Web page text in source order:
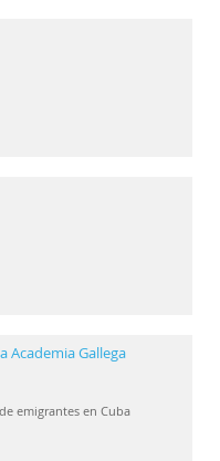
Academia Gallega
emigrantes en Cuba